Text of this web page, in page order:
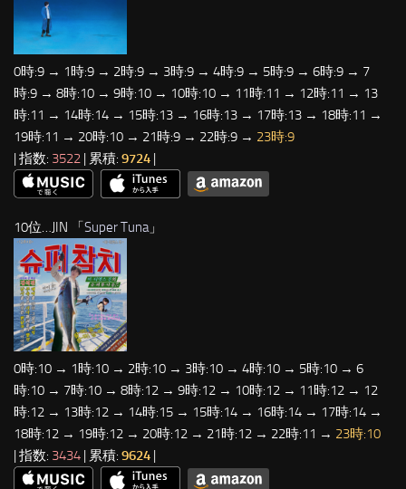
0時:9 → 1時:9 → 2時:9 → 3時:9 → 4時:9 → 5時:9 → 6時:9 → 7
時:9 → 8時:10 → 9時:10 → 10時:10 → 11時:11 → 12時:11 → 13
時:11 → 14時:14 → 15時:13 → 16時:13 → 17時:13 → 18時:11 →
19時:11 → 20時:10 → 21時:9 → 22時:9 → 23時:9
| 指数: 3522 | 累積: 9724 |
10位…JIN 「Super Tuna」
0時:10 → 1時:10 → 2時:10 → 3時:10 → 4時:10 → 5時:10 → 6
時:10 → 7時:10 → 8時:12 → 9時:12 → 10時:12 → 11時:12 → 12
時:12 → 13時:12 → 14時:15 → 15時:14 → 16時:14 → 17時:14 →
18時:12 → 19時:12 → 20時:12 → 21時:12 → 22時:11 → 23時:10
| 指数: 3434 | 累積: 9624 |